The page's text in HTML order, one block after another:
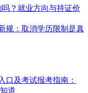
？就业方向与持证价
规：取消学历限制是真
口及考试报考指南：
道